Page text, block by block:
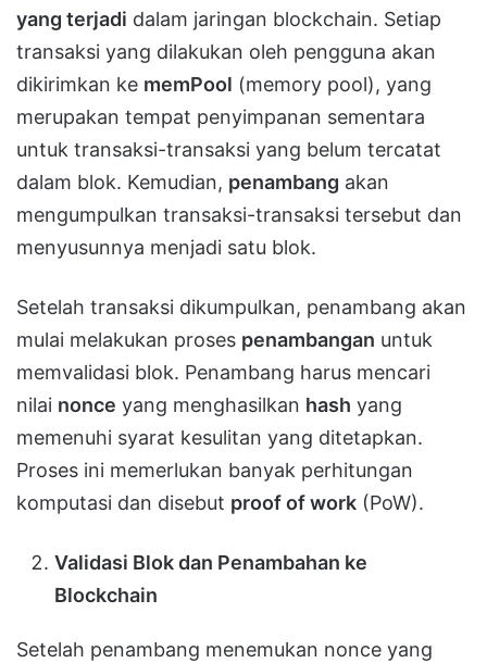
yang terjadi dalam jaringan blockchain. Setiap
transaksi yang dilakukan oleh pengguna akan
dikirimkan ke memPool (memory pool), yang
merupakan tempat penyimpanan sementara
untuk transaksi-transaksi yang belum tercatat
dalam blok. Kemudian, penambang akan
mengumpulkan transaksi-transaksi tersebut dan
menyusunnya menjadi satu blok.
Setelah transaksi dikumpulkan, penambang akan
mulai melakukan proses penambangan untuk
memvalidasi blok. Penambang harus mencari
nilai nonce yang menghasilkan hash yang
memenuhi syarat kesulitan yang ditetapkan.
Proses ini memerlukan banyak perhitungan
komputasi dan disebut proof of work (PoW).
Validasi Blok dan Penambahan ke
Blockchain
Setelah penambang menemukan nonce yang